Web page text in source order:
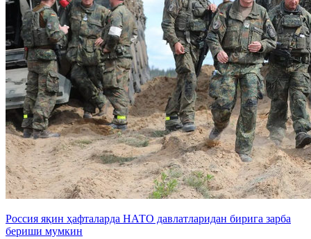
Россия яқин ҳафталарда НАТО давлатларидан бирига зарба
бериши мумкин